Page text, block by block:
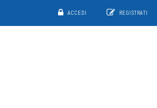
ACCEDI REGISTRATI